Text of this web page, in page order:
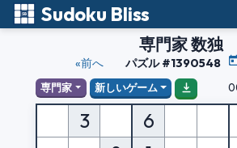
Sudoku Bliss
専門家 数独
«前へ パズル #1390548
専門家 新しいゲーム
3 6